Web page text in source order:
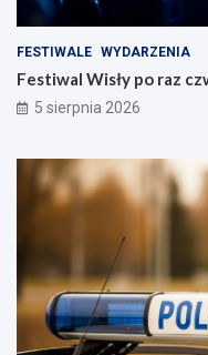
FESTIWALE WYDARZENIA
Festiwal Wisły po raz
5 sierpnia 2026